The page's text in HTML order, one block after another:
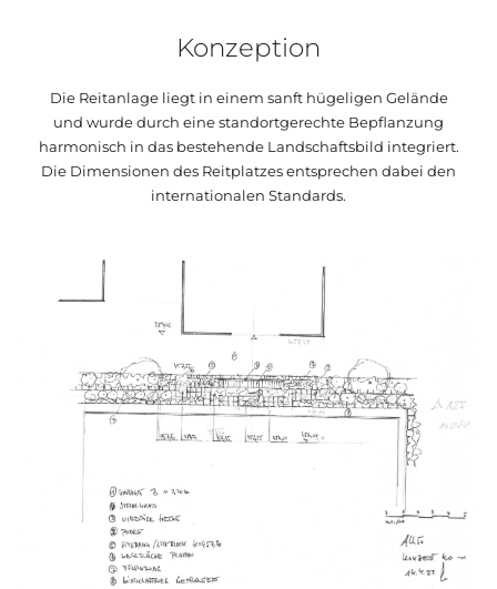
Konzeption
Die Reitanlage liegt in einem sanft hügeligen Gelände
und wurde durch eine standortgerechte Bepflanzung
harmonisch in das bestehende Landschaftsbild integriert.
Die Dimensionen des Reitplatzes entsprechen dabei den
internationalen Standards.